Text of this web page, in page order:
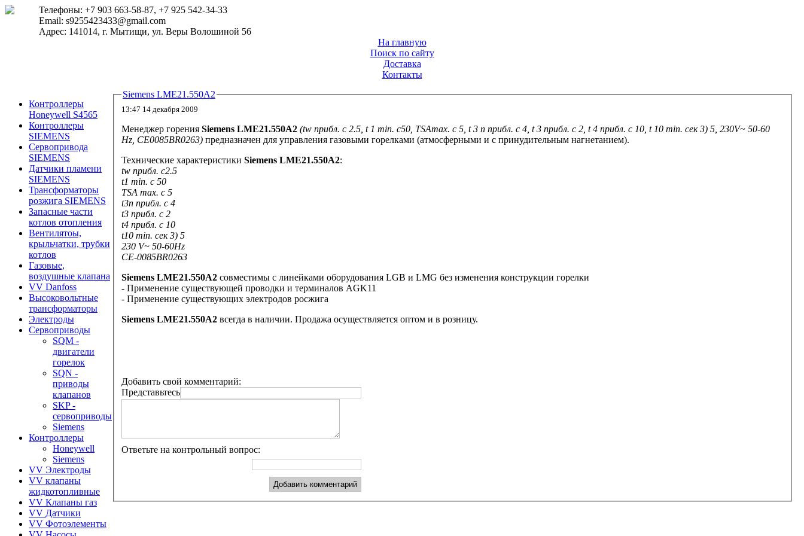
Телефоны: +7 903 663-58-87, +7 925 542-34-33
Email: s9255423433@gmail.com
Адрес: 141014, г. Мытищи, ул. Веры Волошиной 56
На главную
Поиск по сайту
Доставка
Контакты
Контроллеры
Honeywell S4565
Контроллеры
SIEMENS
Сервопривода
SIEMENS
Датчики пламени
SIEMENS
Трансформаторы
розжига SIEMENS
Запасные части
котлов отопления
Вентилятоы,
крыльчатки, трубки
котлов
Газовые,
воздушные клапана
VV Danfoss
Высоковольтные
трансформаторы
Электроды
Сервоприводы
SQM -
двигатели
горелок
SQN -
приводы
клапанов
SKP -
сервоприводы
Siemens
Контроллеры
Honeywell
Siemens
VV Электроды
VV клапаны
жидкотопливные
VV Клапаны газ
VV Датчики
VV Фотоэлементы
Siemens LME21.550A2
13:47 14 декабря 2009
Менеджер горения Siemens LME21.550A2 (tw прибл. с 2.5, t 1 min. с50, TSAmax. с 5, t 3 n прибл. с 4, t 3 прибл. с 2, t 4 прибл. с 10, t 10 min. сек 3) 5, 230V~ 50-60
Hz, CE0085BR0263) предназначен для управления газовыми горелками (атмосферными и с принудительным нагнетанием).
Технические характеристики Siemens LME21.550A2:
tw прибл. с2.5
t1 min. с 50
TSA max. с 5
t3n прибл. с 4
t3 прибл. с 2
t4 прибл. с 10
t10 min. сек 3) 5
230 V~ 50-60Hz
CE-0085BR0263
Siemens LME21.550A2 совместимы с линейками оборудования LGB и LMG без изменения конструкции горелки
- Применение существующей проводки и терминалов AGK11
- Применение существующих электродов росжига
Siemens LME21.550A2 всегда в наличии. Продажа осуществляется оптом и в розницу.
Добавить свой комментарий:
Представьтесь
Ответьте на контрольный вопрос: